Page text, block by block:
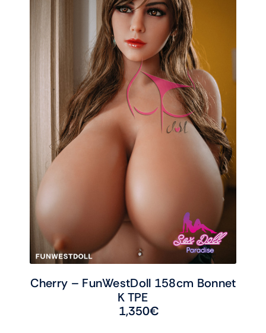
Cherry – FunWestDoll 158cm Bonnet
K TPE
1,350€